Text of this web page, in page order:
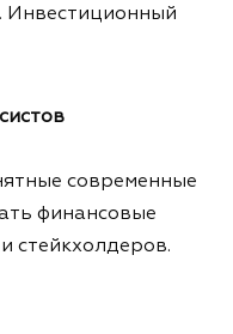
Инвестиционный
современные
финансовые
стейкхолдеров.